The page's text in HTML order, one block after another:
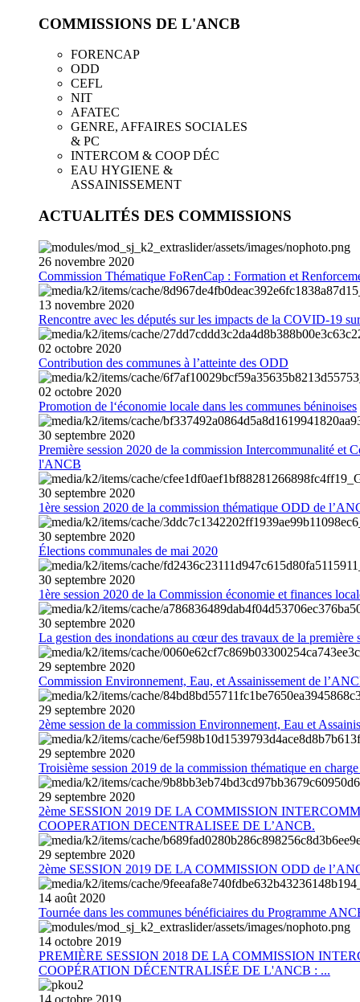
COMMISSIONS DE L'ANCB
FORENCAP
ODD
CEFL
NIT
AFATEC
GENRE, AFFAIRES SOCIALES
& PC
INTERCOM & COOP DÉC
EAU HYGIENE &
ASSAINISSEMENT
ACTUALITÉS DES COMMISSIONS
26 novembre 2020
Commission Thématique FoRenCap : Formation et
13 novembre 2020
Rencontre avec les députés sur les impacts de la COVID-19
02 octobre 2020
Contribution des communes à l’atteinte des ODD
02 octobre 2020
Promotion de l‘économie locale dans les communes béninoises
30 septembre 2020
Première session 2020 de la commission Intercommunalité et
l'ANCB
30 septembre 2020
1ère session 2020 de la commission thématique ODD de
30 septembre 2020
Élections communales de mai 2020
30 septembre 2020
1ère session 2020 de la Commission économie et finances
30 septembre 2020
La gestion des inondations au cœur des travaux de la première
29 septembre 2020
Commission Environnement, Eau, et Assainissement de
29 septembre 2020
2ème session de la commission Environnement, Eau et
29 septembre 2020
Troisième session 2019 de la commission thématique en
29 septembre 2020
2ème SESSION 2019 DE LA COMMISSION
COOPERATION DECENTRALISEE DE L’ANCB.
29 septembre 2020
2ème SESSION 2019 DE LA COMMISSION ODD de
14 août 2020
Tournée dans les communes bénéficiaires du Programme
14 octobre 2019
PREMIÈRE SESSION 2018 DE LA COMMISSION
COOPÉRATION DÉCENTRALISÉE DE L'ANCB : ...
14 octobre 2019